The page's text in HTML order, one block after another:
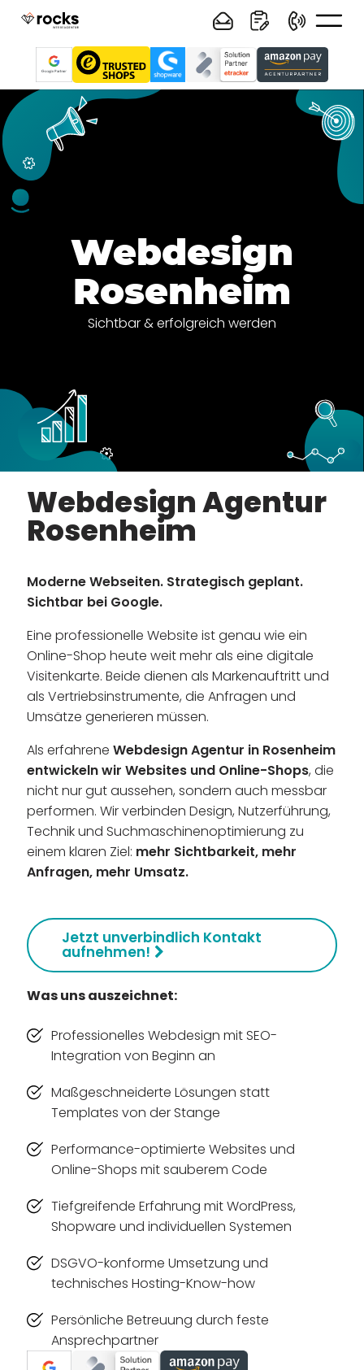
Webdesign
Rosenheim
Sichtbar & erfolgreich werden
Webdesign Agentur
Rosenheim
Moderne Webseiten. Strategisch geplant.
Sichtbar bei Google.
Eine professionelle Website ist genau wie ein
Online-Shop heute weit mehr als eine digitale
Visitenkarte. Beide dienen als Markenauftritt und
als Vertriebsinstrumente, die Anfragen und
Umsätze generieren müssen.
Als erfahrene Webdesign Agentur in Rosenheim
entwickeln wir Websites und Online-Shops, die
nicht nur gut aussehen, sondern auch messbar
performen. Wir verbinden Design, Nutzerführung,
Technik und Suchmaschinenoptimierung zu
einem klaren Ziel: mehr Sichtbarkeit, mehr
Anfragen, mehr Umsatz.
Jetzt unverbindlich Kontakt
aufnehmen!
Was uns auszeichnet:
Professionelles Webdesign mit SEO-
Integration von Beginn an
Maßgeschneiderte Lösungen statt
Templates von der Stange
Performance-optimierte Websites und
Online-Shops mit sauberem Code
Tiefgreifende Erfahrung mit WordPress,
Shopware und individuellen Systemen
DSGVO-konforme Umsetzung und
technisches Hosting-Know-how
Persönliche Betreuung durch feste
Ansprechpartner